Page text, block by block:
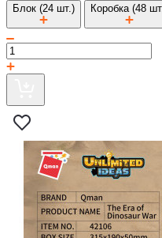
Блок (24 шт.) Коробка (48